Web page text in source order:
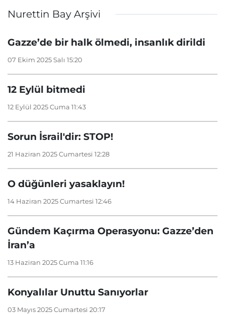
Nurettin Bay Arşivi
Gazze’de bir halk ölmedi, insanlık dirildi
07 Ekim 2025 Salı 15:20
12 Eylül bitmedi
12 Eylül 2025 Cuma 11:43
Sorun İsrail'dir: STOP!
21 Haziran 2025 Cumartesi 12:28
O düğünleri yasaklayın!
14 Haziran 2025 Cumartesi 12:46
Gündem Kaçırma Operasyonu: Gazze’den
İran’a
13 Haziran 2025 Cuma 11:16
Konyalılar Unuttu Sanıyorlar
03 Mayıs 2025 Cumartesi 20:17